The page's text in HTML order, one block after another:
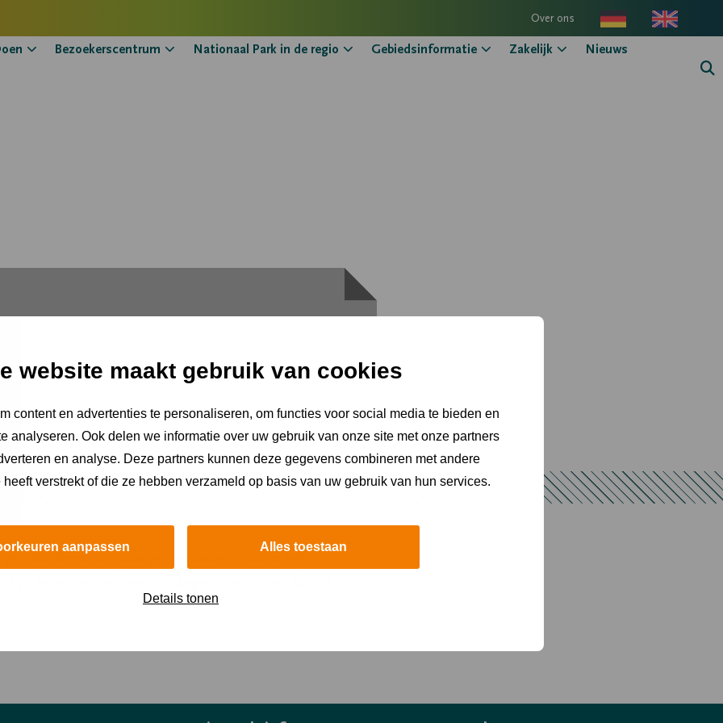
website maakt gebruik van cookies
content en advertenties te personaliseren, om functies voor social media te bieden en
analyseren. Ook delen we informatie over uw gebruik van onze site met onze partners
en analyse. Deze partners kunnen deze gegevens combineren met andere
verstrekt of die ze hebben verzameld op basis van uw gebruik van hun services.
aanpassen Alles toestaan
Details tonen
Over ons
Bezoekerscentrum Nationaal Park in de regio Gebiedsinformatie Zakelijk Nieuws
formulier naar je verzonden. Daarin lees je
je deze niet hebben ontvangen, controleer dan of